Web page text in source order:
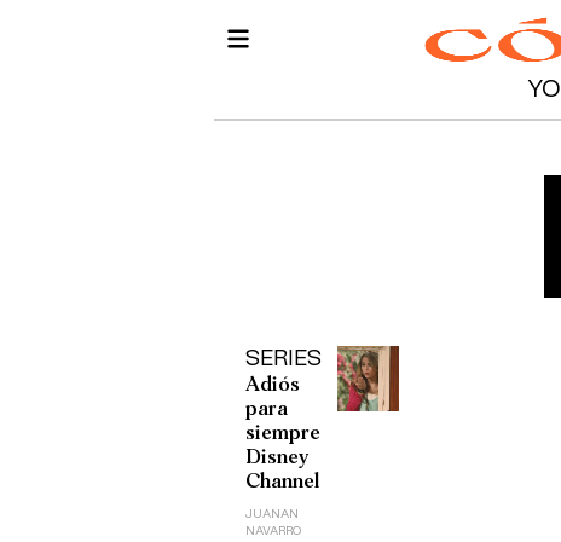
YO
SERIES
Adiós
para
siempre
Disney
Channel
JUANAN
NAVARRO